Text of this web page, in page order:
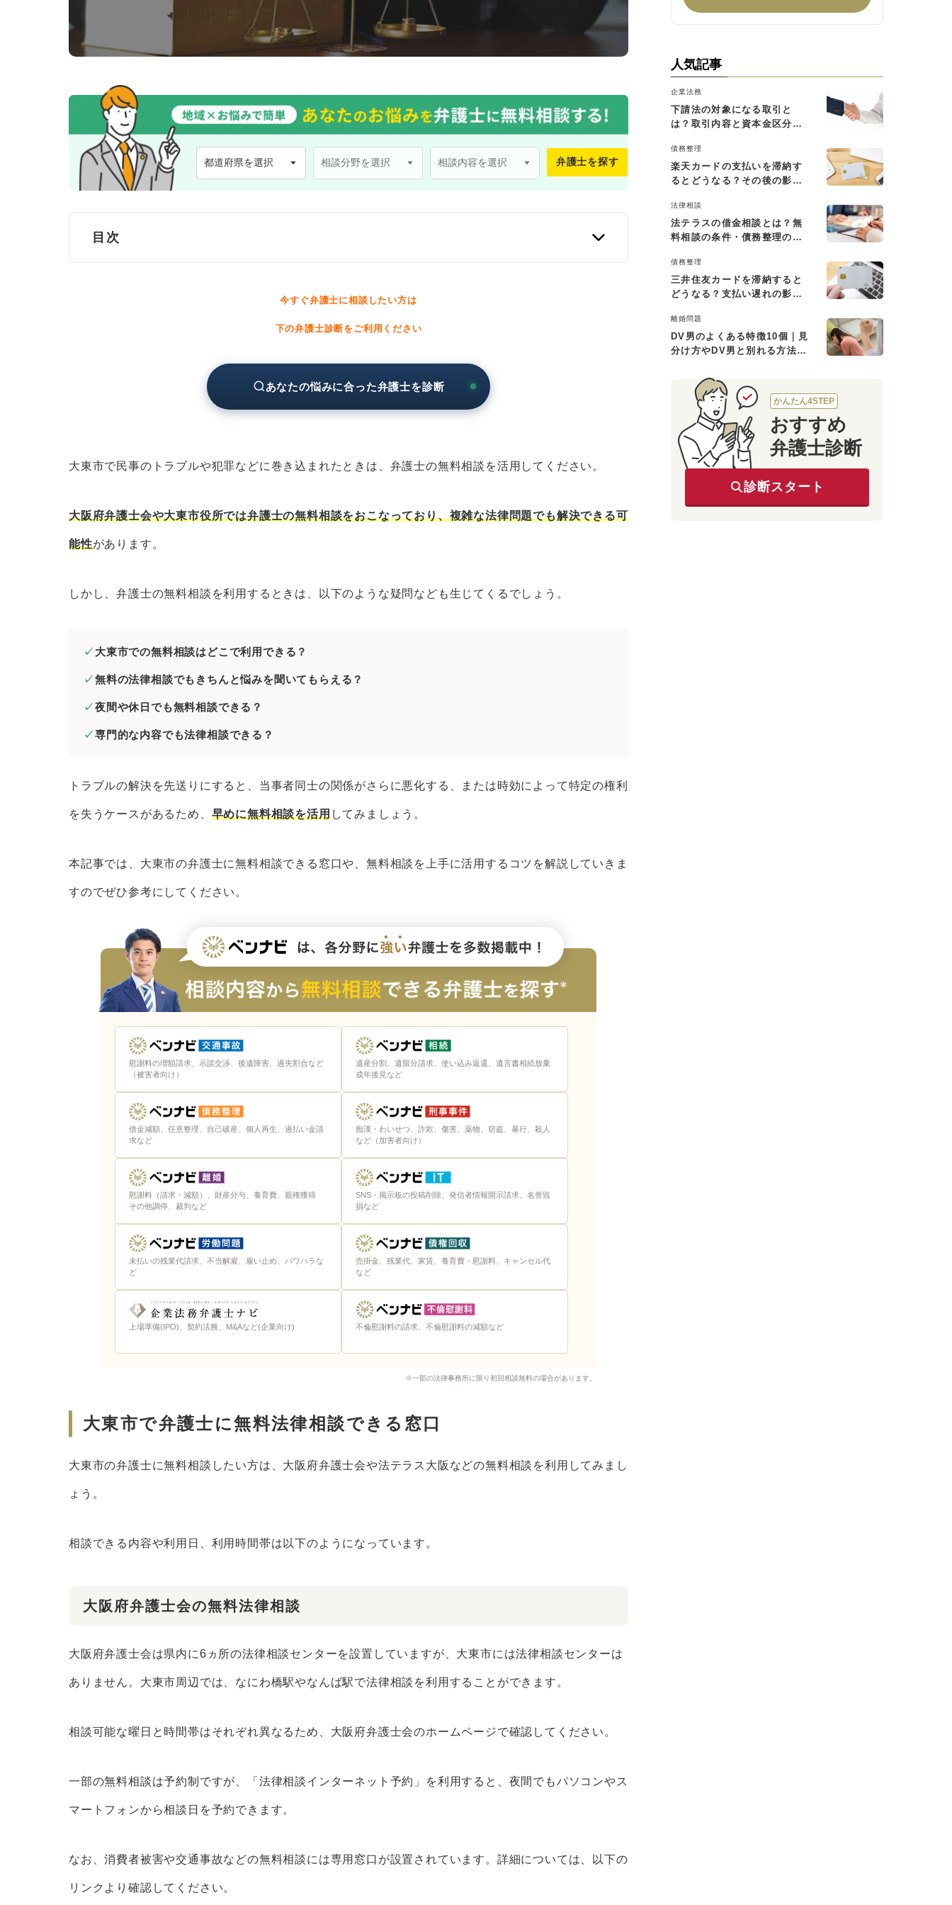
弁護士を探す
目次
大東市で弁護士に無料法律相談できる窓口
大東市役所の無料相談窓口
大東市の弁護士に分野別の無料法律相談をしたいとき
大東市の弁護士に労働問題の無料法律相談をしたいとき
大東市の弁護士に刑事事件の無料法律相談をしたいとき
大東市の弁護士に無料相談するときのコツ
大東市で法律問題を解決するときの弁護士の選び方
経歴の長い弁護士を選ぶ
専門書などを監修している弁護士を選ぶ
来所不要の弁護士を選ぶ
まとめ｜大東市で無料法律相談できる弁護士はベンナビで探そう
今すぐ弁護士に相談したい方は
下の弁護士診断をご利用ください
あなたの悩みに合った弁護士を診断
大東市で民事のトラブルや犯罪などに巻き込まれたときは、弁護士の無料相談を活用してください。
大阪府弁護士会や大東市役所では弁護士の無料相談をおこなっており、複雑な法律問題でも解決できる可
能性があります。
しかし、弁護士の無料相談を利用するときは、以下のような疑問なども生じてくるでしょう。
大東市での無料相談はどこで利用できる？
無料の法律相談でもきちんと悩みを聞いてもらえる？
夜間や休日でも無料相談できる？
専門的な内容でも法律相談できる？
トラブルの解決を先送りにすると、当事者同士の関係がさらに悪化する、または時効によって特定の権利
を失うケースがあるため、 早めに無料相談を活用してみましょう。
本記事では、大東市の弁護士に無料相談できる窓口や、無料相談を上手に活用するコツを解説していきま
すのでぜひ参考にしてください。
慰謝料の増額請求、示談交渉、後遺障害、過失割合など
（被害者向け）
遺産分割、遺留分請求、使い込み返還、遺言書相続放棄
成年後見など
借金減額、任意整理、自己破産、個人再生、過払い金請
求など
痴漢・わいせつ、詐欺、傷害、薬物、窃盗、暴行、殺人
など（加害者向け）
慰謝料（請求・減額）、財産分与、養育費、親権獲得
その他調停、裁判など
SNS・掲示板の投稿削除、発信者情報開示請求、名誉毀
損など
未払いの残業代請求、不当解雇、雇い止め、パワハラな
ど
売掛金、残業代、家賃、養育費・慰謝料、キャンセル代
など
上場準備(IPO)、契約法務、M&Aなど(企業向け) 不倫慰謝料の請求、不倫慰謝料の減額など
※一部の法律事務所に限り初回相談無料の場合があります。
大東市で弁護士に無料法律相談できる窓口
大東市の弁護士に無料相談したい方は、大阪府弁護士会や法テラス大阪などの無料相談を利用してみまし
ょう。
相談できる内容や利用日、利用時間帯は以下のようになっています。
大阪府弁護士会の無料法律相談
大阪府弁護士会は県内に6ヵ所の法律相談センターを設置していますが、大東市には法律相談センターは
ありません。大東市周辺では、なにわ橋駅やなんば駅で法律相談を利用することができます。
相談可能な曜日と時間帯はそれぞれ異なるため、大阪府弁護士会のホームページで確認してください。
一部の無料相談は予約制ですが、「法律相談インターネット予約」を利用すると、夜間でもパソコンやス
マートフォンから相談日を予約できます。
なお、消費者被害や交通事故などの無料相談には専用窓口が設置されています。詳細については、以下の
リンクより確認してください。
人気記事
企業法務
下請法の対象になる取引と
は？取引内容と資本金区分に
債務整理
楽天カードの支払いを滞納す
るとどうなる？その後の影響
法律相談
法テラスの借金相談とは？無
料相談の条件・債務整理の費
債務整理
三井住友カードを滞納すると
どうなる？支払い遅れの影響
離婚問題
DV男のよくある特徴10個｜見
分け方やDV男と別れる方法も
かんたん4STEP
おすすめ
弁護士診断
診断スタート